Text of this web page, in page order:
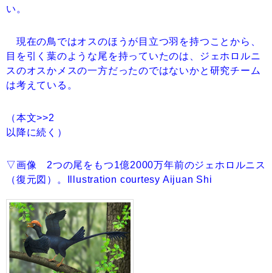
い。
現在の鳥ではオスのほうが目立つ羽を持つことから、
目を引く葉のような尾を持っていたのは、ジェホロルニ
スのオスかメスの一方だったのではないかと研究チーム
は考えている。
（本文>>2
以降に続く）
▽画像 2つの尾をもつ1億2000万年前のジェホロルニス
（復元図）。Illustration courtesy Aijuan Shi